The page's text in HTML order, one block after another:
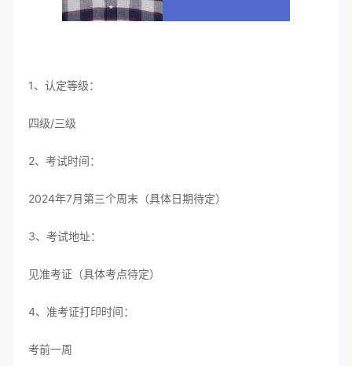
1、认定等级：
四级/三级
2、考试时间：
2024年7月第三个周末（具体日期待定）
3、考试地址：
见准考证（具体考点待定）
4、准考证打印时间：
考前一周